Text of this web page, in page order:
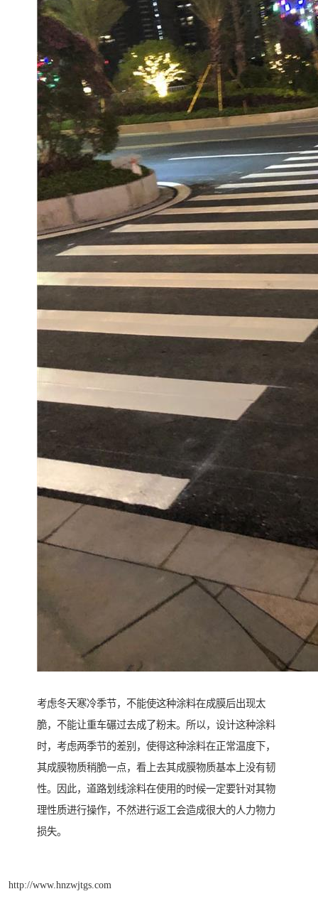
考虑冬天寒冷季节，不能使这种涂料在成膜后出现太
脆，不能让重车碾过去成了粉末。所以，设计这种涂料
时，考虑两季节的差别，使得这种涂料在正常温度下，
其成膜物质稍脆一点，看上去其成膜物质基本上没有韧
性。因此，道路划线涂料在使用的时候一定要针对其物
理性质进行操作，不然进行返工会造成很大的人力物力
损失。
http://www.hnzwjtgs.com